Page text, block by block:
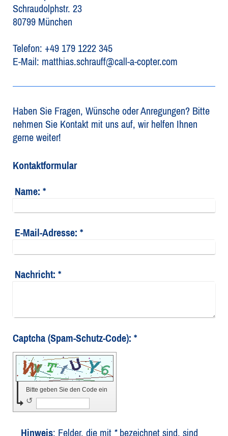
Schraudolphstr. 23
80799 München
Telefon: +49 179 1222 345
E-Mail: matthias.schrauff@call-a-copter.com
Haben Sie Fragen, Wünsche oder Anregungen? Bitte
nehmen Sie Kontakt mit uns auf, wir helfen Ihnen
gerne weiter!
Kontaktformular
Name: *
E-Mail-Adresse: *
Nachricht: *
Captcha (Spam-Schutz-Code): *
Bitte geben Sie den Code ein
↺
Hinweis : Felder, die mit *bezeichnet sind, sind